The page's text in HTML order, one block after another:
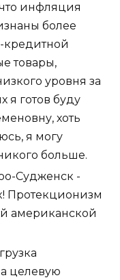
инфляция
более
кредитной
товары,
уровня за
я готов буду
хоть
я могу
больше.
Судженск -
Протекционизм
американской
целевую